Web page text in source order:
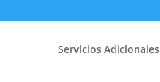
Servicios Adicionales